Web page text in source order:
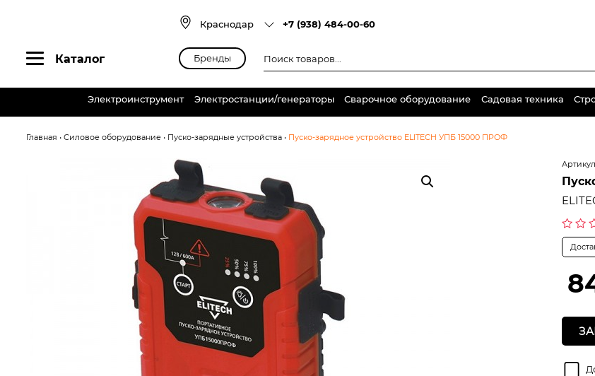
Краснодар +7 (938) 484-00-60
Каталог Бренды товаров
Электроинструмент Электростанции/генераторы Сварочное оборудование Садовая техника
Главная • Силовое оборудование • Пуско-зарядные устройства • Пуско-зарядное устройство ELITECH УПБ 15000 ПРОФ
из